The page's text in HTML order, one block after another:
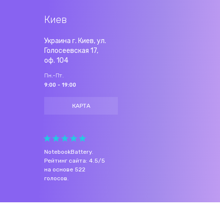
Киев
Украина г. Киев, ул.
Голосеевская 17,
оф. 104
Пн.-Пт.
9:00 - 19:00
КАРТА
NotebookBattery.
Рейтинг сайта: 4.5/5
на основе 522
голосов.